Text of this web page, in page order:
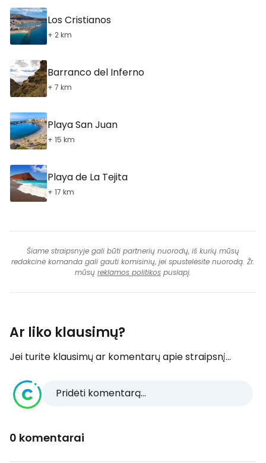
Los Cristianos
+ 2 km
Barranco del Inferno
+ 7 km
Playa San Juan
+ 15 km
Playa de La Tejita
+ 17 km
Šiame straipsnyje gali būti partnerių nuorodų, iš kurių mūsų
redakcinė komanda gali gauti komisinių, jei spustelėsite nuorodą. Žr.
mūsų reklamos politikos puslapį.
Ar liko klausimų?
Jei turite klausimų ar komentarų apie straipsnį...
Pridėti komentarą...
0 komentarai